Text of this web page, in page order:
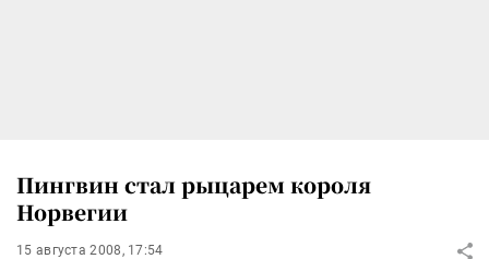
Пингвин стал рыцарем короля
Норвегии
15 августа 2008, 17:54